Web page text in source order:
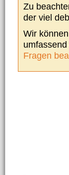
Zu
der viel
Wir
Fragen